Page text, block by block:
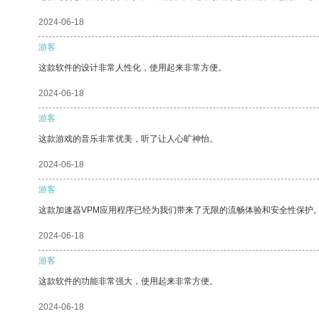
2024-06-18
游客
这款软件的设计非常人性化，使用起来非常方便。
2024-06-18
游客
这款游戏的音乐非常优美，听了让人心旷神怡。
2024-06-18
游客
这款加速器VPM应用程序已经为我们带来了无限的流畅体验和安全性保护
2024-06-18
游客
这款软件的功能非常强大，使用起来非常方便。
2024-06-18